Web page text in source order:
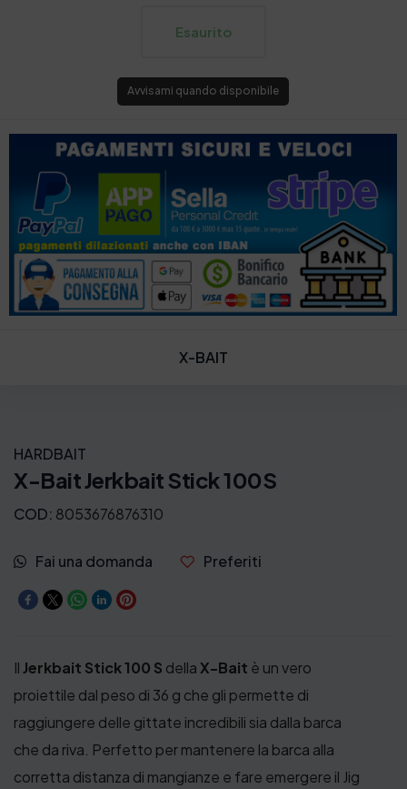
Esaurito
Avvisami quando disponibile
X-BAIT
HARDBAIT
X-Bait Jerkbait Stick 100S
COD: 8053676876310
Fai una domanda Preferiti
IlJerkbait Stick 100 S dellaX-Bait è un vero
proiettile dal peso di 36 g che gli permette di
raggiungere delle gittate incredibili sia dalla barca
che da riva. Perfetto per mantenere la barca alla
corretta distanza di mangianze e fare emergere il Jig